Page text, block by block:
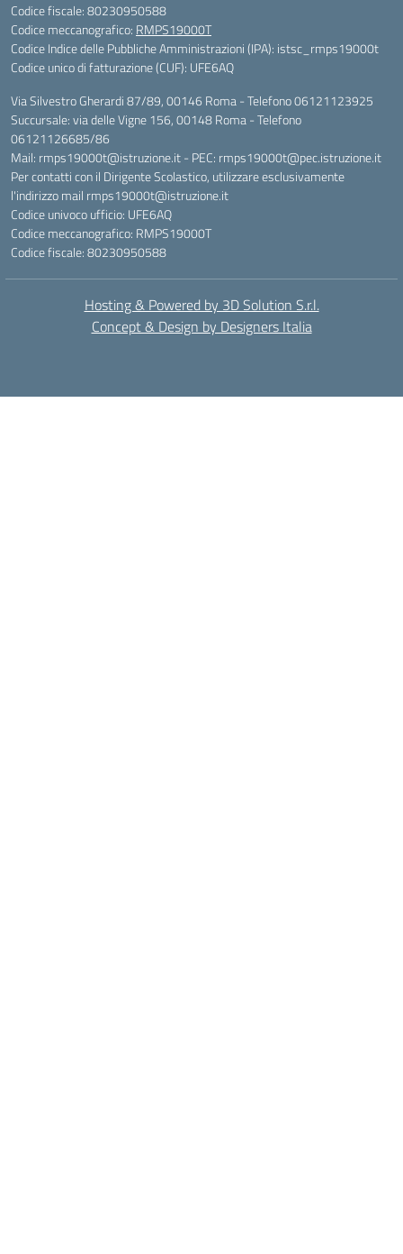
Codice fiscale: 80230950588
Codice meccanografico: RMPS19000T
Codice Indice delle Pubbliche Amministrazioni (IPA): istsc_rmps19000t
Codice unico di fatturazione (CUF): UFE6AQ
Via Silvestro Gherardi 87/89, 00146 Roma - Telefono 06121123925
Succursale: via delle Vigne 156, 00148 Roma - Telefono
06121126685/86
Mail: rmps19000t@istruzione.it - PEC: rmps19000t@pec.istruzione.it
Per contatti con il Dirigente Scolastico, utilizzare esclusivamente
l'indirizzo mail rmps19000t@istruzione.it
Codice univoco ufficio: UFE6AQ
Codice meccanografico: RMPS19000T
Codice fiscale: 80230950588
Hosting & Powered by 3D Solution S.r.l.
Concept & Design by Designers Italia